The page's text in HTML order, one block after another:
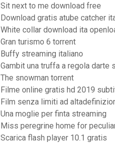
Sit next to me download free
Download gratis atube catcher
White collar download ita
Gran turismo 6 torrent
Buffy streaming italiano
Gambit una truffa a regola darte
The snowman torrent
Filme online gratis hd 2019
Film senza limiti ad
Una moglie per finta streaming
Miss peregrine home for
Scarica flash player 10.1 gratis